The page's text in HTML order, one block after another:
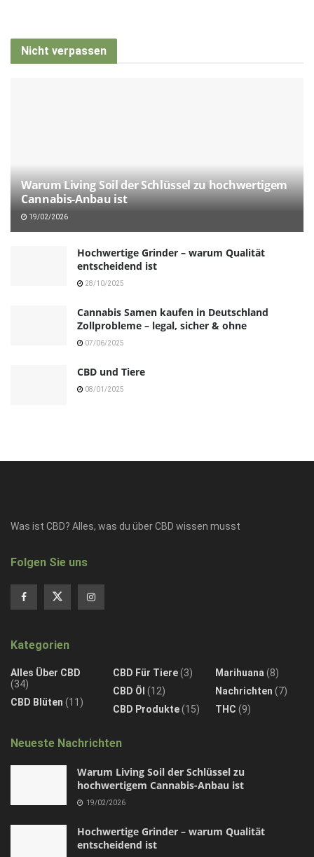
Nicht verpassen
Warum Living Soil der Schlüssel zu hochwertigem
Cannabis-Anbau ist
19/02/2026
Hochwertige Grinder – warum Qualität
entscheidend ist
28/10/2025
Cannabis Samen kaufen in Deutschland
Zollprobleme – legal, sicher & ohne
07/06/2025
CBD und Tiere
08/01/2025
Was ist CBD? Alles, was du über CBD wissen musst
Folgen Sie uns
Kategorien
Alles Über CBD
(34)
CBD Blüten (11)
CBD Für Tiere(3)
CBD Öl (12)
CBD Produkte(15)
Marihuana (8)
Nachrichten (7)
THC (9)
Neueste Nachrichten
Warum Living Soil der Schlüssel zu
hochwertigem Cannabis-Anbau ist
19/02/2026
Hochwertige Grinder – warum Qualität
entscheidend ist